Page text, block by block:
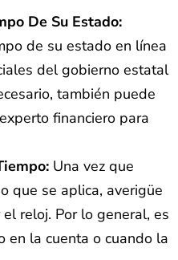
De Su Estado:
de su estado en línea
del gobierno estatal
también puede
financiero para
Una vez que
que se aplica, averigüe
reloj. Por lo general, es
en la cuenta o cuando la